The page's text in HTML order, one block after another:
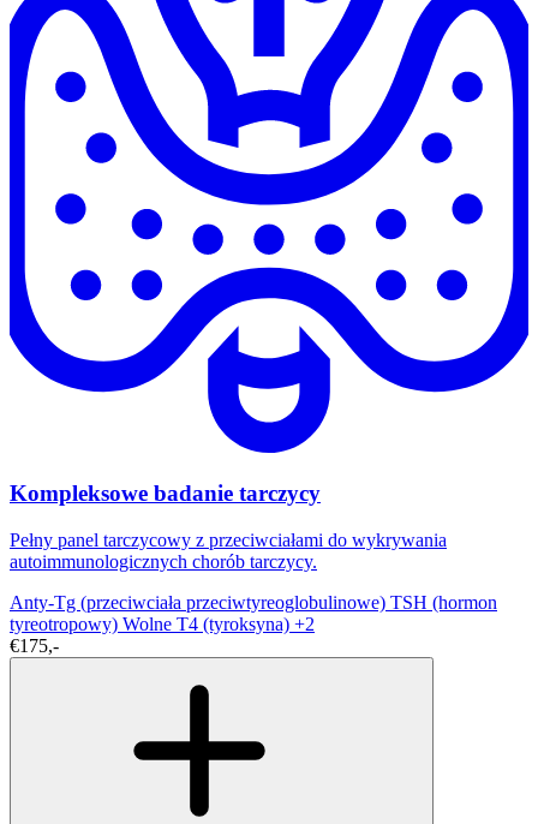
Kompleksowe badanie tarczycy
Pełny panel tarczycowy z przeciwciałami do wykrywania
autoimmunologicznych chorób tarczycy.
Anty-Tg (przeciwciała przeciwtyreoglobulinowe) TSH (hormon
tyreotropowy) Wolne T4 (tyroksyna) +2
€175,-